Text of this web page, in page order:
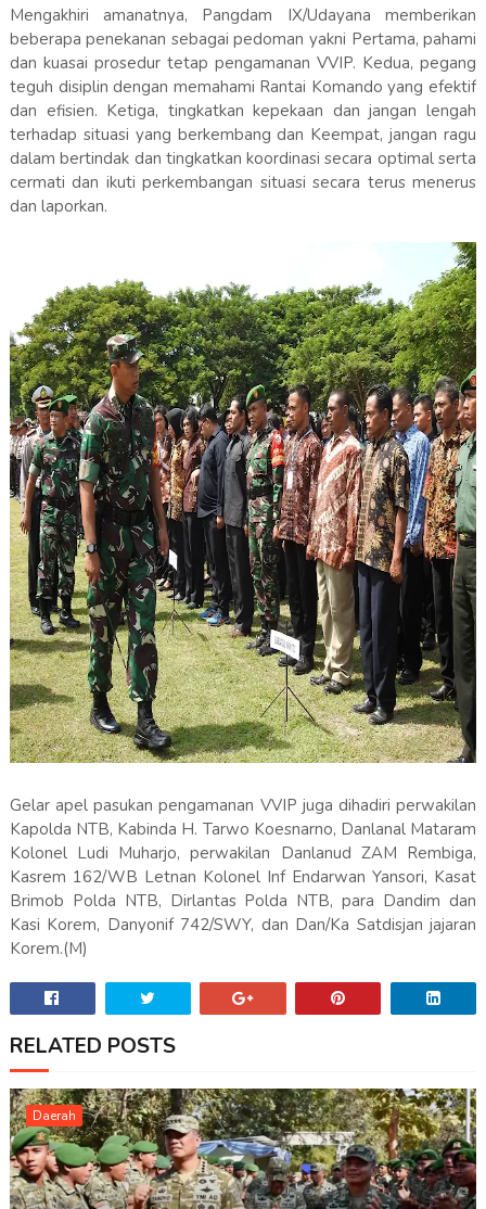
Mengakhiri amanatnya, Pangdam IX/Udayana memberikan
beberapa penekanan sebagai pedoman yakni Pertama, pahami
dan kuasai prosedur tetap pengamanan VVIP. Kedua, pegang
teguh disiplin dengan memahami Rantai Komando yang efektif
dan efisien. Ketiga, tingkatkan kepekaan dan jangan lengah
terhadap situasi yang berkembang dan Keempat, jangan ragu
dalam bertindak dan tingkatkan koordinasi secara optimal serta
cermati dan ikuti perkembangan situasi secara terus menerus
dan laporkan.
Gelar apel pasukan pengamanan VVIP juga dihadiri perwakilan
Kapolda NTB, Kabinda H. Tarwo Koesnarno, Danlanal Mataram
Kolonel Ludi Muharjo, perwakilan Danlanud ZAM Rembiga,
Kasrem 162/WB Letnan Kolonel Inf Endarwan Yansori, Kasat
Brimob Polda NTB, Dirlantas Polda NTB, para Dandim dan
Kasi Korem, Danyonif 742/SWY, dan Dan/Ka Satdisjan jajaran
Korem.(M)
RELATED POSTS
Daerah